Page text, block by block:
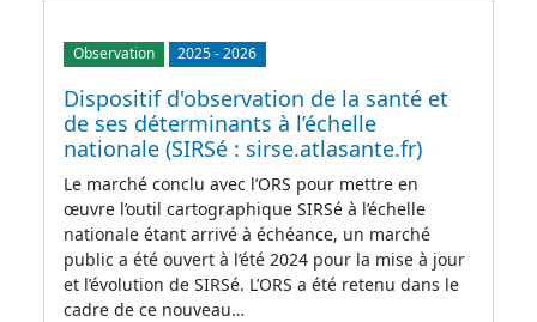
Observation 2025-2026
Dispositif d'observation de la santé et
de ses déterminants à l’échelle
nationale (SIRSé : sirse.atlasante.fr)
Le marché conclu avec l’ORS pour mettre en
œuvre l’outil cartographique SIRSé à l’échelle
nationale étant arrivé à échéance, un marché
public a été ouvert à l’été 2024 pour la mise à jour
et l’évolution de SIRSé. L’ORS a été retenu dans le
cadre de ce nouveau…